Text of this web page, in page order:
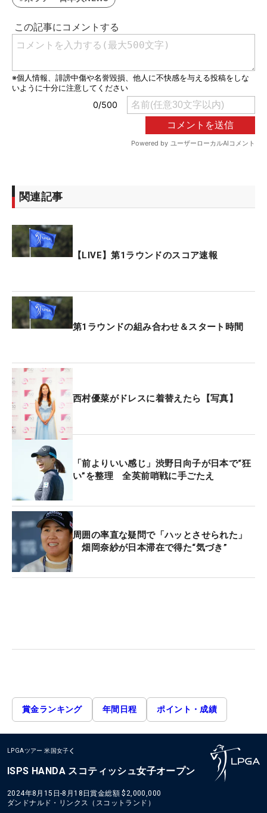
関連記事
【LIVE】第1ラウンドのスコア速報
第1ラウンドの組み合わせ＆スタート時間
西村優菜がドレスに着替えたら【写真】
「前よりいい感じ」渋野日向子が日本で“狂
い”を整理 全英前哨戦に手ごたえ
周囲の率直な疑問で「ハッとさせられた」
畑岡奈紗が日本滞在で得た“気づき”
賞金ランキング 年間日程 ポイント・成績
LPGAツアー 米国女子
ISPS HANDA スコティッシュ女子オープン
2024年8月15日-8月18日賞金総額 $2,000,000
ダンドナルド・リンクス（スコットランド）